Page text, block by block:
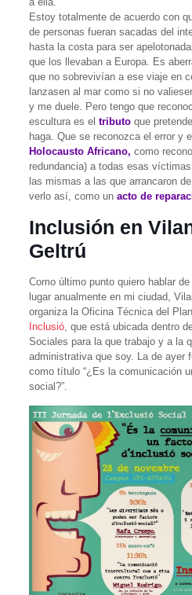
Estoy totalmente de acuerdo con
de personas fueran sacadas del
hasta la costa para ser
que los llevaban a Europa. Es
que no sobrevivían a ese viaje en
lanzasen al mar como si no
y me duele. Pero tengo que
escultura es el tributoque
haga. Que se reconozca el error y
Holocausto Africano, como
redundancia) a todas esas
las mismas a las que arrancaron
verlo así, como un acto de
Inclusión en
Geltrú
Como último punto quiero hablar de
lugar anualmente en mi ciudad,
organiza la Oficina Técnica del
Inclusió, que está ubicada dentro
Sociales para la que trabajo y a la
administrativa que soy. La de ayer
como título “¿Es la comunicación
social?”.